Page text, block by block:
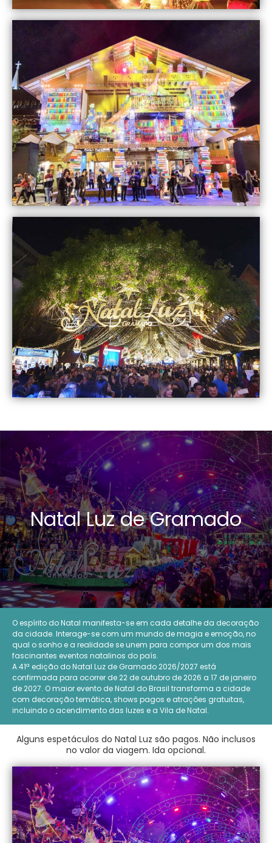
Natal Luz de Gramado
O espírito do Natal manifesta-se em cada detalhe da decoração
da cidade. Interage-se com um mundo de magia e emoção, no
qual o sonho e a realidade se unem para compor um dos mais
fascinantes eventos natalinos do país.
A 41ª edição do Natal Luz de Gramado 2026/2027 está
confirmada para ocorrer de 22 de outubro de 2026 a 17 de janeiro
de 2027. O maior evento de Natal do Brasil transforma a cidade
com decoração temática, shows pagos e atrações gratuitas,
incluindo o acendimento das luzes e a Vila de Natal.
Alguns espetáculos do Natal Luz são pagos. Não inclusos
no valor da viagem. Ida opcional.